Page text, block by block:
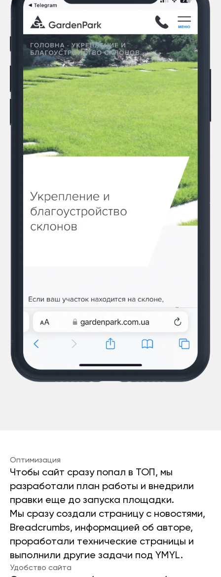
Оптимизация
Чтобы сайт сразу попал в ТОП, мы
разработали план работы и внедрили
правки еще до запуска площадки.
Мы сразу создали страницу с новостями,
Breadcrumbs, информацией об авторе,
проработали технические страницы и
выполнили другие задачи под YMYL.
Удобство сайта